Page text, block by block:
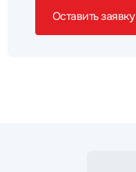
Оставить заявку